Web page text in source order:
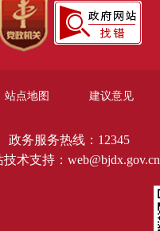
站点地图 建议意见
政务服务热线：12345
技术支持：web@bjdx.gov.cn